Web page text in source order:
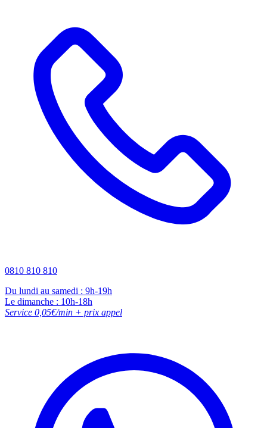
0810 810 810
Du lundi au samedi : 9h-19h
Le dimanche : 10h-18h
Service 0,05€/min + prix appel